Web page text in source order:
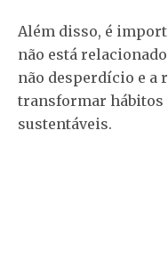
Além disso, é
não está
não desperdício e a
transformar hábitos
sustentáveis.